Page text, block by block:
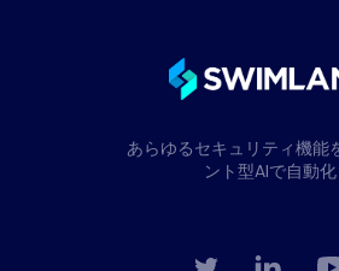
あらゆるセキュリティ機能
ント型AIで自動化